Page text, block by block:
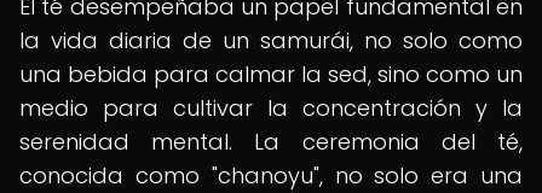
El té desempeñaba un papel fundamental en
la vida diaria de un samurái, no solo como
una bebida para calmar la sed, sino como un
medio para cultivar la concentración y la
serenidad mental. La ceremonia del té,
conocida como "chanoyu", no solo era una